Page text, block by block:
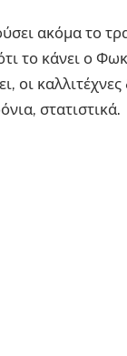
ακόμα το
το κάνει ο
οι
στατιστικά.